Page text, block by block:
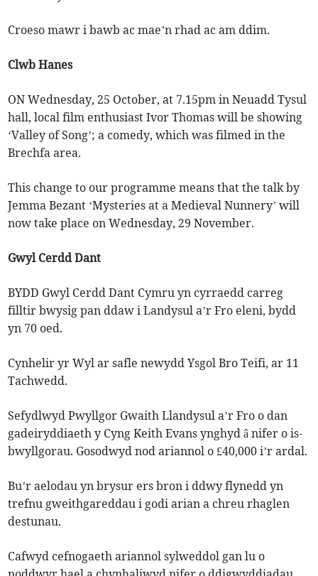
Croeso mawr i bawb ac mae’n rhad ac am ddim.
Clwb Hanes
ON Wednesday, 25 October, at 7.15pm in Neuadd Tysul
hall, local film enthusiast Ivor Thomas will be showing
‘Valley of Song’; a comedy, which was filmed in the
Brechfa area.
This change to our programme means that the talk by
Jemma Bezant ‘Mysteries at a Medieval Nunnery’ will
now take place on Wednesday, 29 November.
Gwyl Cerdd Dant
BYDD Gwyl Cerdd Dant Cymru yn cyrraedd carreg
filltir bwysig pan ddaw i Landysul a’r Fro eleni, bydd
yn 70 oed.
Cynhelir yr Wyl ar safle newydd Ysgol Bro Teifi, ar 11
Tachwedd.
Sefydlwyd Pwyllgor Gwaith Llandysul a’r Fro o dan
gadeiryddiaeth y Cyng Keith Evans ynghyd â nifer o is-
bwyllgorau. Gosodwyd nod ariannol o £40,000 i’r ardal.
Bu’r aelodau yn brysur ers bron i ddwy flynedd yn
trefnu gweithgareddau i godi arian a chreu rhaglen
destunau.
Cafwyd cefnogaeth ariannol sylweddol gan lu o